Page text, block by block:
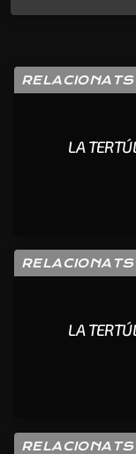
RELACIONATS
LA
RELACIONATS
LA
RELACIONATS